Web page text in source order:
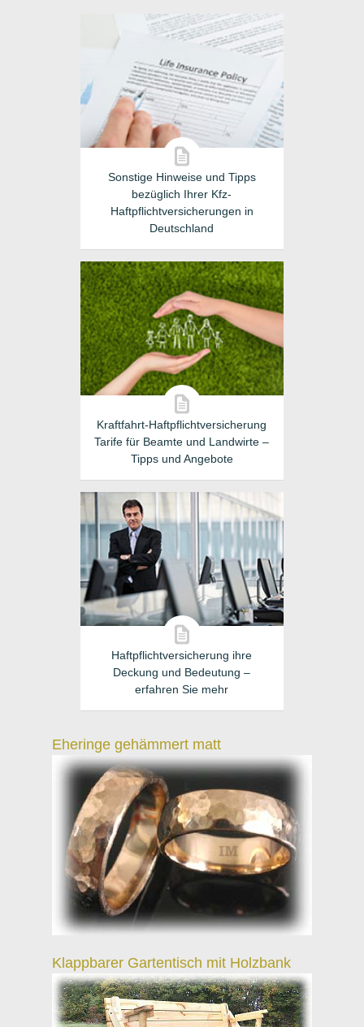
Sonstige Hinweise und Tipps
bezüglich Ihrer Kfz-
Haftpflichtversicherungen in
Deutschland
Kraftfahrt-Haftpflichtversicherung
Tarife für Beamte und Landwirte –
Tipps und Angebote
Haftpflichtversicherung ihre
Deckung und Bedeutung –
erfahren Sie mehr
Eheringe gehämmert matt
Klappbarer Gartentisch mit Holzbank